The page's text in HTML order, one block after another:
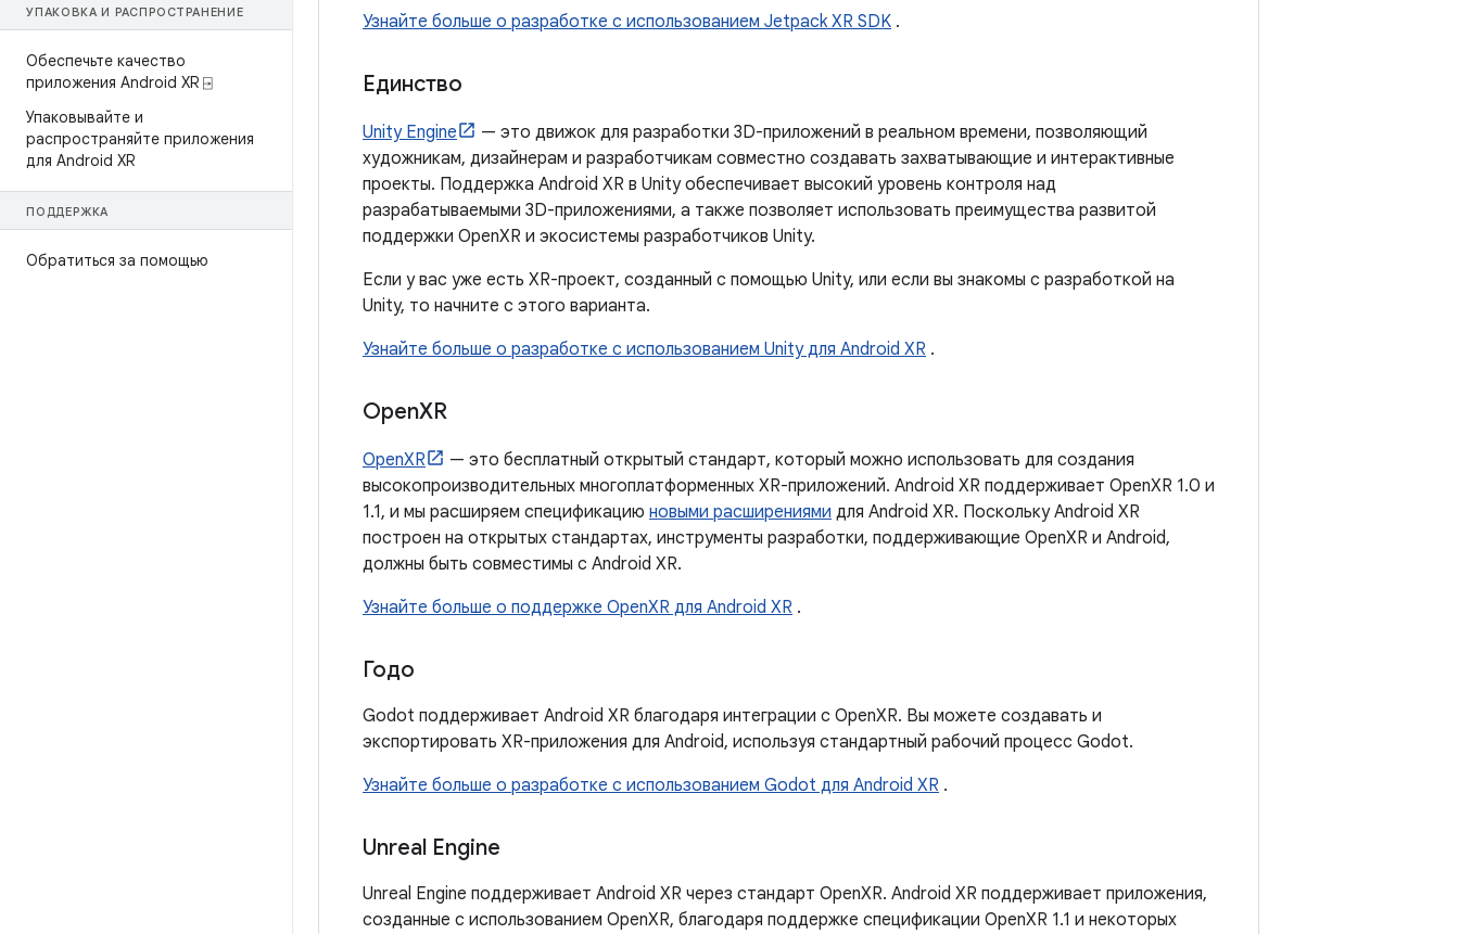
УПАКОВКА И РАСПРОСТРАНЕНИЕ
Обеспечьте качество
приложения Android XR ⍈
Упаковывайте и
распространяйте приложения
для Android XR
ПОДДЕРЖКА
Обратиться за помощью
Узнайте больше о разработке с использованием Jetpack XR SDK .
Единство
Unity Engine
— это движок для разработки 3D-приложений в реальном времени, позволяющий
художникам, дизайнерам и разработчикам совместно создавать захватывающие и интерактивные
проекты. Поддержка Android XR в Unity обеспечивает высокий уровень контроля над
разрабатываемыми 3D-приложениями, а также позволяет использовать преимущества развитой
поддержки OpenXR и экосистемы разработчиков Unity.
Если у вас уже есть XR-проект, созданный с помощью Unity, или если вы знакомы с разработкой на
Unity, то начните с этого варианта.
Узнайте больше о разработке с использованием Unity для Android XR .
OpenXR
OpenXR
— это бесплатный открытый стандарт, который можно использовать для создания
высокопроизводительных многоплатформенных XR-приложений. Android XR поддерживает OpenXR 1.0 и
1.1, и мы расширяем спецификацию новыми расширениями для Android XR. Поскольку Android XR
построен на открытых стандартах, инструменты разработки, поддерживающие OpenXR и Android,
должны быть совместимы с Android XR.
Узнайте больше о поддержке OpenXR для Android XR .
Годо
Godot поддерживает Android XR благодаря интеграции с OpenXR. Вы можете создавать и
экспортировать XR-приложения для Android, используя стандартный рабочий процесс Godot.
Узнайте больше о разработке с использованием Godot для Android XR .
Unreal Engine
Unreal Engine поддерживает Android XR через стандарт OpenXR. Android XR поддерживает приложения,
созданные с использованием OpenXR, благодаря поддержке спецификации OpenXR 1.1 и некоторых